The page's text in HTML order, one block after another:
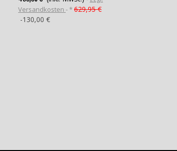
Versandkosten
*629,95 €
-130,00 €